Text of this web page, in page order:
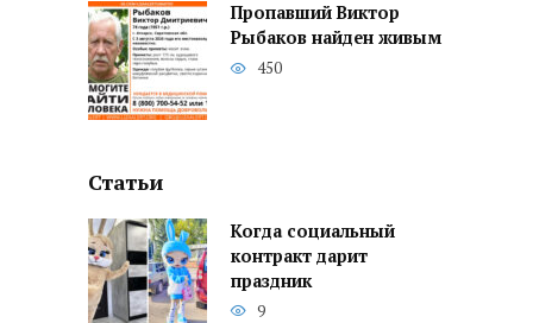
Пропавший Виктор
Рыбаков найден живым
450
Статьи
Когда социальный
контракт дарит
праздник
9